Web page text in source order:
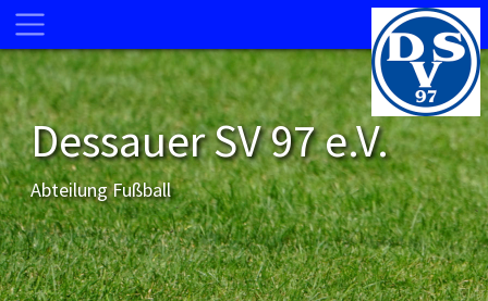
Dessauer SV 97 e.V.
Abteilung Fußball